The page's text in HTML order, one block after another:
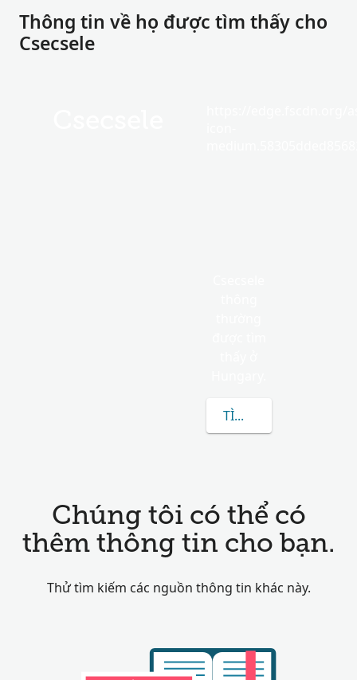
Thông tin về họ được tìm thấy cho
Csecsele
TÌM HIỂU THÊM VỀ
Chúng tôi có thể có
thêm thông tin cho bạn.
Thử tìm kiếm các nguồn thông tin khác này.